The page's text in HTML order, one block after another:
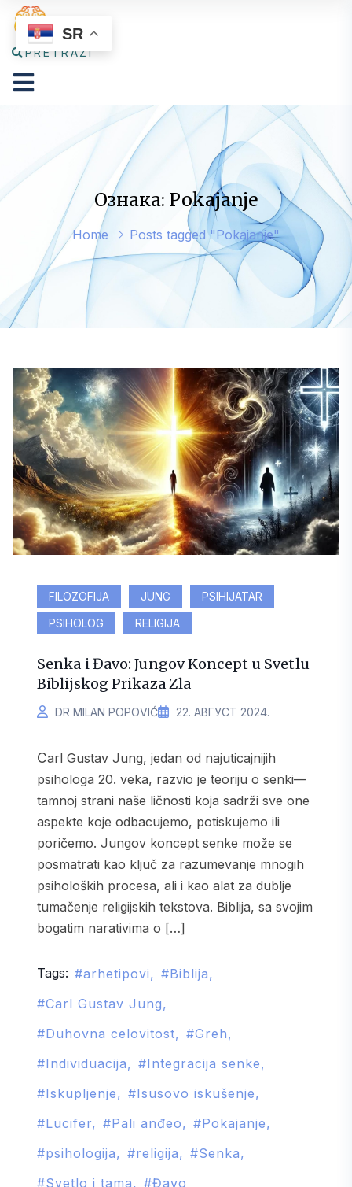
PRETRAŽI
Ознака: Pokajanje
Home Posts tagged "Pokajanje"
FILOZOFIJA JUNG
PSIHIJATAR
PSIHOLOG
RELIGIJA
Senka i Đavo: Jungov Koncept u Svetlu
Biblijskog Prikaza Zla
DR MILAN POPOVIĆ 22. АВГУСТ 2024.
Carl Gustav Jung, jedan od najuticajnijih
psihologa 20. veka, razvio je teoriju o senki—
tamnoj strani naše ličnosti koja sadrži sve one
aspekte koje odbacujemo, potiskujemo ili
poričemo. Jungov koncept senke može se
posmatrati kao ključ za razumevanje mnogih
psiholoških procesa, ali i kao alat za dublje
tumačenje religijskih tekstova. Biblija, sa svojim
bogatim narativima o […]
Tags: arhetipovi
Biblija
Carl Gustav Jung
Duhovna celovitost
Greh
Individuacija
Integracija senke
Iskupljenje
Isusovo iskušenje
Lucifer
Pali anđeo
Pokajanje
psihologija
religija
Senka
Svetlo i tama
Đavo
SR